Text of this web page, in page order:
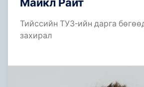
Майкл Райт
Тийссийн ТУЗ-ийн дарга
захирал